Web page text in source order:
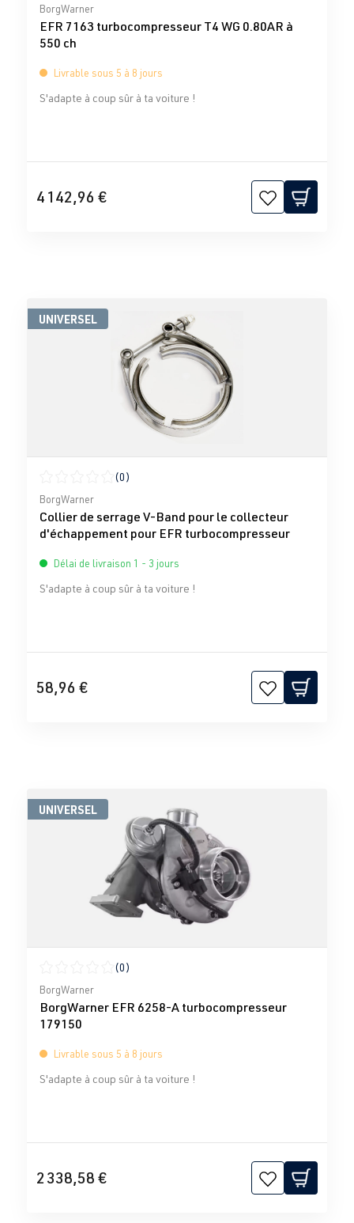
Note moyenne de 0 sur 5 étoiles
BorgWarner
EFR 7163 turbocompresseur T4 WG 0.80AR à
550 ch
Livrable sous 5 à 8 jours
S'adapte à coup sûr à ta voiture !
4 142,96 €
UNIVERSEL
Note moyenne de 0 sur 5 étoiles
(0)
BorgWarner
Collier de serrage V-Band pour le collecteur
d'échappement pour EFR turbocompresseur
Délai de livraison 1 - 3 jours
S'adapte à coup sûr à ta voiture !
58,96 €
UNIVERSEL
Note moyenne de 0 sur 5 étoiles
(0)
BorgWarner
BorgWarner EFR 6258-A turbocompresseur
179150
Livrable sous 5 à 8 jours
S'adapte à coup sûr à ta voiture !
2 338,58 €